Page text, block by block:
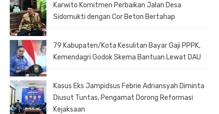
Karwito Komitmen Perbaikan Jalan Desa
Sidomukti dengan Cor Beton Bertahap
79 Kabupaten/Kota Kesulitan Bayar Gaji PPPK,
Kemendagri Godok Skema Bantuan Lewat DAU
Kasus Eks Jampidsus Febrie Adriansyah Diminta
Diusut Tuntas, Pengamat Dorong Reformasi
Kejaksaan